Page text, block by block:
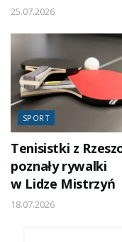
25.07.2026
SPORT
Tenisistki z
poznały rywalki
w Lidze Mistrzyń
18.07.2026